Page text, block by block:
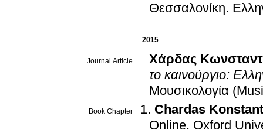
Θεσσαλονίκη.
2015
Journal Article
Χάρδας
το καινούργιο:
Μουσικολογία
Book Chapter
Chardas
Online. Oxford